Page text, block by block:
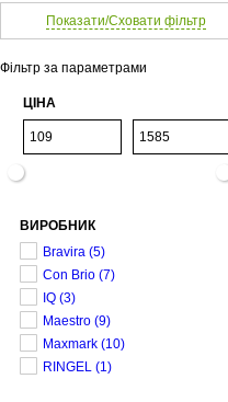
Показати/Сховати фільтр
Фільтр за параметрами
ЦІНА
ВИРОБНИК
Bravira (5)
Con Brio (7)
IQ (3)
Maestro (9)
Maxmark (10)
RINGEL (1)